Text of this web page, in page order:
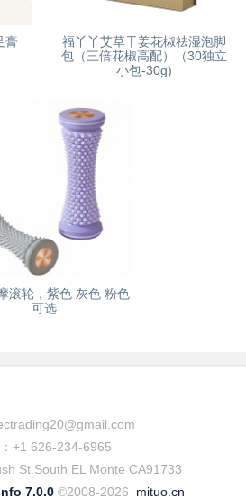
膏
福丫丫艾草干姜花椒祛湿泡脚
包（三倍花椒高配）（30独立
小包-30g)
滚轮，紫色 灰色 粉色
可选
+1 626-234-6965
St.South EL Monte CA91733
7.0.0 ©2008-2026 mituo.cn